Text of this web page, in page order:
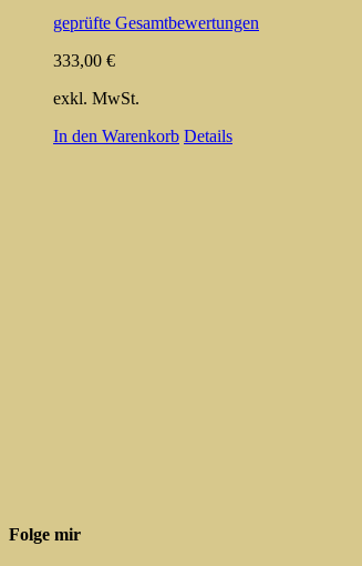
geprüfte Gesamtbewertungen
333,00 €
exkl. MwSt.
In den Warenkorb Details
Folge mir